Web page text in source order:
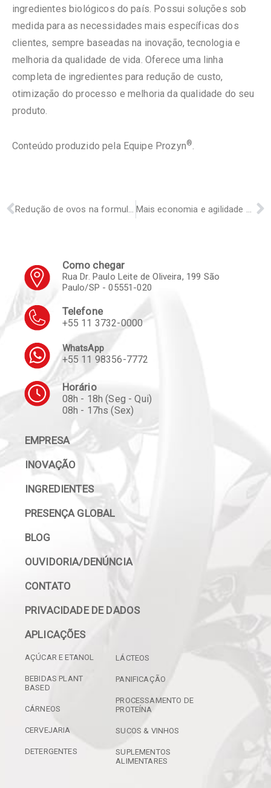
ingredientes biológicos do país. Possui soluções sob
medida para as necessidades mais específicas dos
clientes, sempre baseadas na inovação, tecnologia e
melhoria da qualidade de vida. Oferece uma linha
completa de ingredientes para redução de custo,
otimização do processo e melhoria da qualidade do seu
produto.
Conteúdo produzido pela Equipe Prozyn®.
Redução de ovos na formulação de bolos: uma realidade possível Mais economia e agilidade em seu processo com Fast Bake
Como chegar
Rua Dr. Paulo Leite de Oliveira, 199 São
Paulo/SP - 05551-020
Telefone
+55 11 3732-0000
WhatsApp
+55 11 98356-7772
Horário
08h - 18h (Seg - Qui)
08h - 17hs (Sex)
EMPRESA
INOVAÇÃO
INGREDIENTES
PRESENÇA GLOBAL
BLOG
OUVIDORIA/DENÚNCIA
CONTATO
PRIVACIDADE DE DADOS
APLICAÇÕES
AÇÚCAR E ETANOL
BEBIDAS PLANT
BASED
CÁRNEOS
CERVEJARIA
DETERGENTES
LÁCTEOS
PANIFICAÇÃO
PROCESSAMENTO DE
PROTEÍNA
SUCOS & VINHOS
SUPLEMENTOS
ALIMENTARES